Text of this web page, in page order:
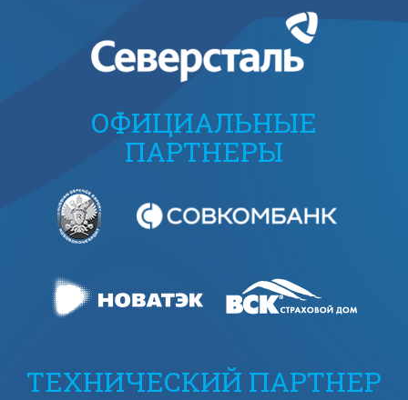
ОФИЦИАЛЬНЫЕ
ПАРТНЕРЫ
ТЕХНИЧЕСКИЙ ПАРТНЕР